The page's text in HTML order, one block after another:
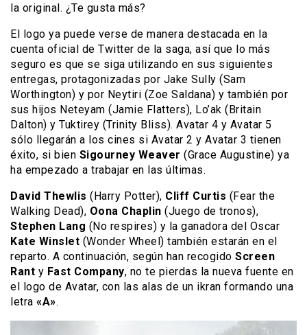
la original. ¿Te gusta más?
El logo ya puede verse de manera destacada en la
cuenta oficial de Twitter de la saga, así que lo más
seguro es que se siga utilizando en sus siguientes
entregas, protagonizadas por Jake Sully (Sam
Worthington) y por Neytiri (Zoe Saldana) y también por
sus hijos Neteyam (Jamie Flatters), Lo’ak (Britain
Dalton) y Tuktirey (Trinity Bliss). Avatar 4 y Avatar 5
sólo llegarán a los cines si Avatar 2 y Avatar 3 tienen
éxito, si bien Sigourney Weaver (Grace Augustine) ya
ha empezado a trabajar en las últimas.
David Thewlis (Harry Potter), Cliff Curtis (Fear the
Walking Dead), Oona Chaplin (Juego de tronos),
Stephen Lang (No respires) y la ganadora del Oscar
Kate Winslet (Wonder Wheel) también estarán en el
reparto. A continuación, según han recogido Screen
Rant y Fast Company, no te pierdas la nueva fuente en
el logo de Avatar, con las alas de un ikran formando una
letra «A».